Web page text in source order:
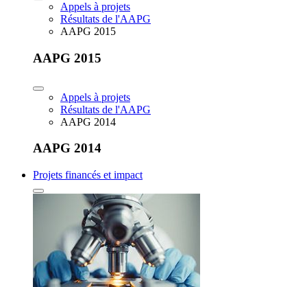
Appels à projets
Résultats de l'AAPG
AAPG 2015
AAPG 2015
Appels à projets
Résultats de l'AAPG
AAPG 2014
AAPG 2014
Projets financés et impact